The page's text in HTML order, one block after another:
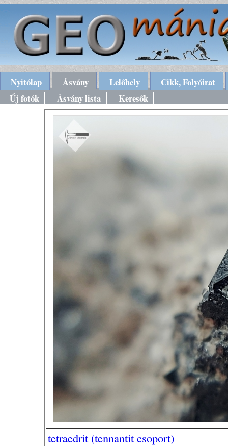
Nyitólap Ásvány Lelőhely
Cikk, Folyóirat
Új fotók
Ásvány lista Keresők
tetraedrit (tennantit csoport)